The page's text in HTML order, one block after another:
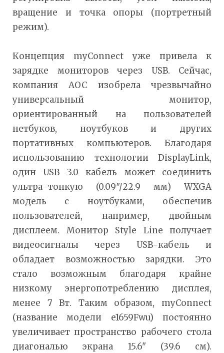
вращение и точка опоры (портретный
режим).
Концепция myConnect уже привела к
зарядке мониторов через USB. Сейчас,
компания AOC изобрела чрезвычайно
универсальный монитор,
ориентированный на пользователей
нетбуков, ноутбуков и других
портативных компьютеров. Благодаря
использованию технологии DisplayLink,
один USB 3.0 кабель может соединить
ультра-тонкую (0.09″/22.9 мм) WXGA
модель с ноутбуками, обеспечив
пользователей, например, двойным
дисплеем. Монитор Style Line получает
видеосигналы через USB-кабель и
обладает возможностью зарядки. Это
стало возможным благодаря крайне
низкому энергопотреблению дисплея,
менее 7 Вт. Таким образом, myConnect
(название модели e1659Fwu) постоянно
увеличивает пространство рабочего стола
диагональю экрана 15.6" (39.6 см).